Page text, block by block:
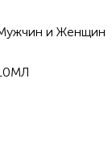
и Женщин